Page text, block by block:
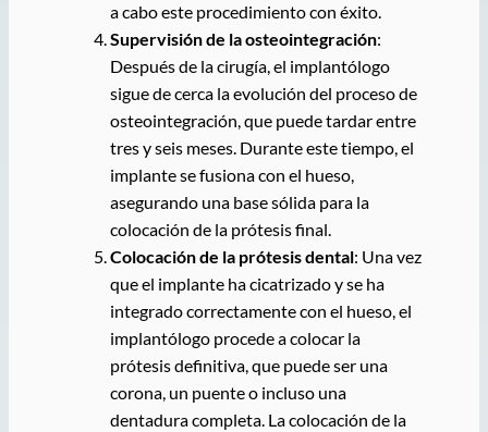
a cabo este procedimiento con éxito.
Supervisión de la osteointegración:
Después de la cirugía, el implantólogo
sigue de cerca la evolución del proceso de
osteointegración, que puede tardar entre
tres y seis meses. Durante este tiempo, el
implante se fusiona con el hueso,
asegurando una base sólida para la
colocación de la prótesis final.
Colocación de la prótesis dental: Una vez
que el implante ha cicatrizado y se ha
integrado correctamente con el hueso, el
implantólogo procede a colocar la
prótesis definitiva, que puede ser una
corona, un puente o incluso una
dentadura completa. La colocación de la